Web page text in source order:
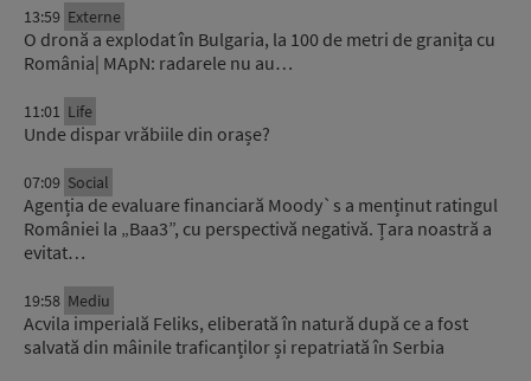
13:59 Externe
O dronă a explodat în Bulgaria, la 100 de metri de granița cu
România| MApN: radarele nu au…
11:01 Life
Unde dispar vrăbiile din orașe?
07:09 Social
Agenția de evaluare financiară Moody`s a menținut ratingul
României la „Baa3”, cu perspectivă negativă. Țara noastră a
evitat…
19:58 Mediu
Acvila imperială Feliks, eliberată în natură după ce a fost
salvată din mâinile traficanților și repatriată în Serbia